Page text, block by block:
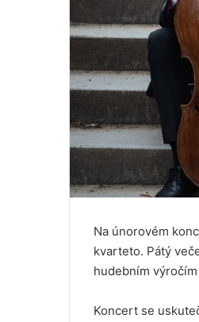
Na únorovém
kvarteto. Pátý
hudebním
Koncert se